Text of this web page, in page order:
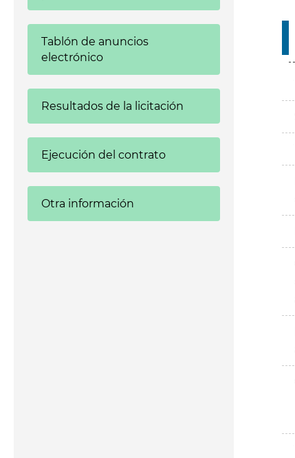
Tablón de anuncios
electrónico
Resultados de la licitación
Ejecución del contrato
Otra información